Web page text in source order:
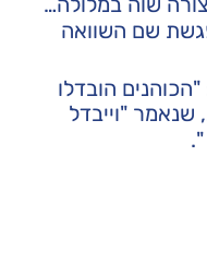
שם השוואה
הובדלו
שנאמר "וייבדל